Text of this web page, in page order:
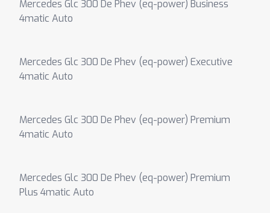
Mercedes Glc 300 De Phev (eq-power) Business
4matic Auto
Mercedes Glc 300 De Phev (eq-power) Executive
4matic Auto
Mercedes Glc 300 De Phev (eq-power) Premium
4matic Auto
Mercedes Glc 300 De Phev (eq-power) Premium
Plus 4matic Auto